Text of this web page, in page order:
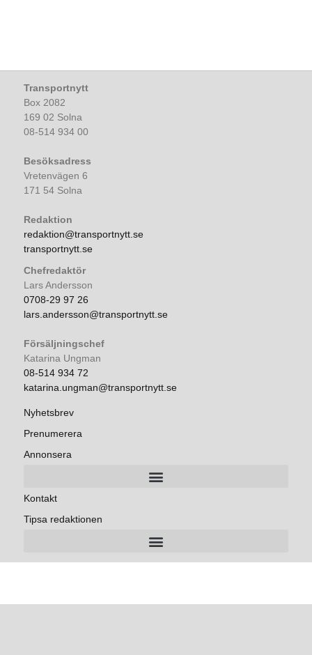
Transportnytt
Box 2082
169 02 Solna
08-514 934 00
Besöksadress
Vretenvägen 6
171 54 Solna
Redaktion
redaktion@transportnytt.se
transportnytt.se
Chefredaktör
Lars Andersson
0708-29 97 26
lars.andersson@transportnytt.se
Försäljningschef
Katarina Ungman
08-514 934 72
katarina.ungman@transportnytt.se
Nyhetsbrev
Prenumerera
Annonsera
Kontakt
Tipsa redaktionen